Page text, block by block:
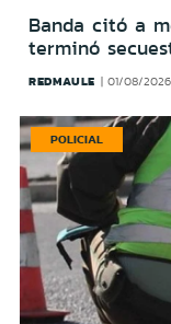
Banda citó a
terminó
REDMAULE 01/08/2026
POLICIAL